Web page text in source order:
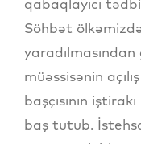
qabaqlayıcı
Söhbət
müəssisənin
başçısının
baş tutub.